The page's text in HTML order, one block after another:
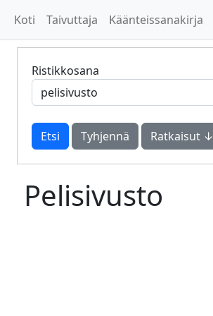
Koti Taivuttaja Käänteissanakirja
Ristikkosana
Tyhjennä Ratkaisut ↓
Pelisivusto